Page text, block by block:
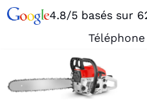
4.8/5 basés sur
Téléphone